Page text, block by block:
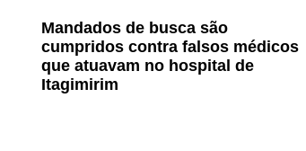
Mandados de busca são
cumpridos contra falsos médicos
que atuavam no hospital de
Itagimirim